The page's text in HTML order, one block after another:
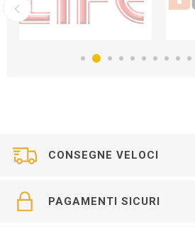
CONSEGNE VELOCI
PAGAMENTI SICURI